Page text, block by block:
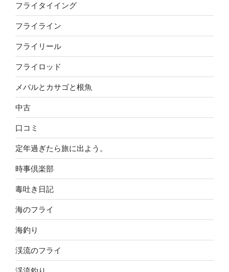
フライタイイング
フライライン
フライリール
フライロッド
メバルとカサゴと根魚
中古
口コミ
定年過ぎたら旅に出よう。
時事倶楽部
毒吐き日記
海のフライ
海釣り
渓流のフライ